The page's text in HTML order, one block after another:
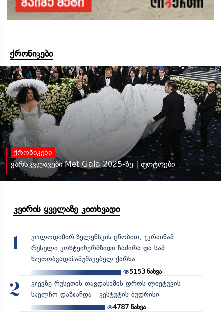
ქრონიკები
ქრონიკები
ვარსკვლავები Met Gala 2025-ზე | ფოტოები
კვირის ყველაზე კითხვადი
1
ვოლოდიმირ ზელენსკის ცნობით, უკრაინამ
რუსული კონტეინერმზიდი ჩაძირა და სამ
ნავთობგადამამუშავებელ ქარხა...
5153 ნახვა
2
კიევზე რუსეთის თავდასხმის დროს ლიეტუვის
საელჩო დაზიანდა - კესტუტის ბუდრისი
4787ნახვა